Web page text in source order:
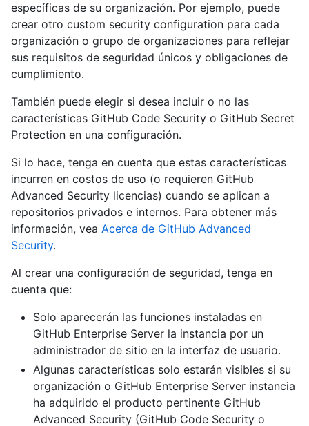
específicas de su organización. Por ejemplo, puede
crear otro custom security configuration para cada
organización o grupo de organizaciones para reflejar
sus requisitos de seguridad únicos y obligaciones de
cumplimiento.
También puede elegir si desea incluir o no las
características GitHub Code Security o GitHub Secret
Protection en una configuración.
Si lo hace, tenga en cuenta que estas características
incurren en costos de uso (o requieren GitHub
Advanced Security licencias) cuando se aplican a
repositorios privados e internos. Para obtener más
información, vea Acerca de GitHub Advanced
Security.
Al crear una configuración de seguridad, tenga en
cuenta que:
Solo aparecerán las funciones instaladas en
GitHub Enterprise Server la instancia por un
administrador de sitio en la interfaz de usuario.
Algunas características solo estarán visibles si su
organización o GitHub Enterprise Server instancia
ha adquirido el producto pertinente GitHub
Advanced Security (GitHub Code Security o